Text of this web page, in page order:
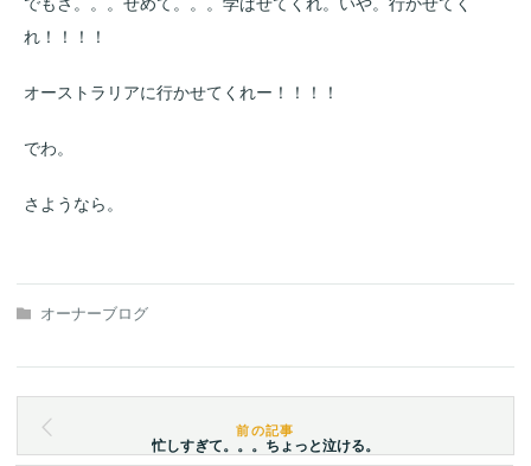
れ！！！！
オーストラリアに行かせてくれー！！！！
でわ。
さようなら。
オーナーブログ
忙しすぎて。。。ちょっと泣ける。